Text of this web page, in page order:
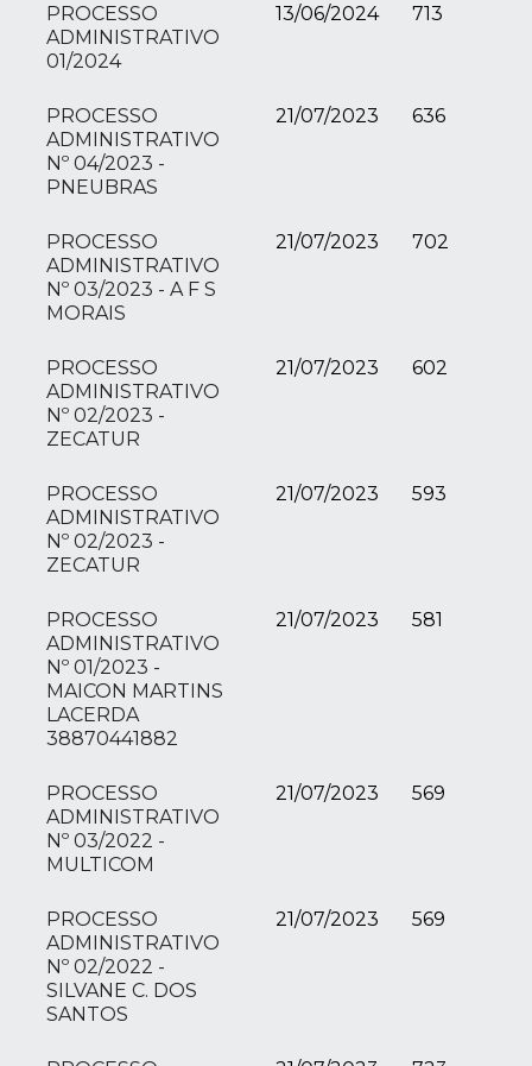
PROCESSO
ADMINISTRATIVO
01/2024
13/06/2024 713
PROCESSO
ADMINISTRATIVO
Nº 04/2023 -
PNEUBRAS
21/07/2023 636
PROCESSO
ADMINISTRATIVO
Nº 03/2023 - A F S
MORAIS
21/07/2023 702
PROCESSO
ADMINISTRATIVO
Nº 02/2023 -
ZECATUR
21/07/2023 602
PROCESSO
ADMINISTRATIVO
Nº 02/2023 -
ZECATUR
21/07/2023 593
PROCESSO
ADMINISTRATIVO
Nº 01/2023 -
MAICON MARTINS
LACERDA
38870441882
21/07/2023 581
PROCESSO
ADMINISTRATIVO
Nº 03/2022 -
MULTICOM
21/07/2023 569
PROCESSO
ADMINISTRATIVO
Nº 02/2022 -
SILVANE C. DOS
SANTOS
21/07/2023 569